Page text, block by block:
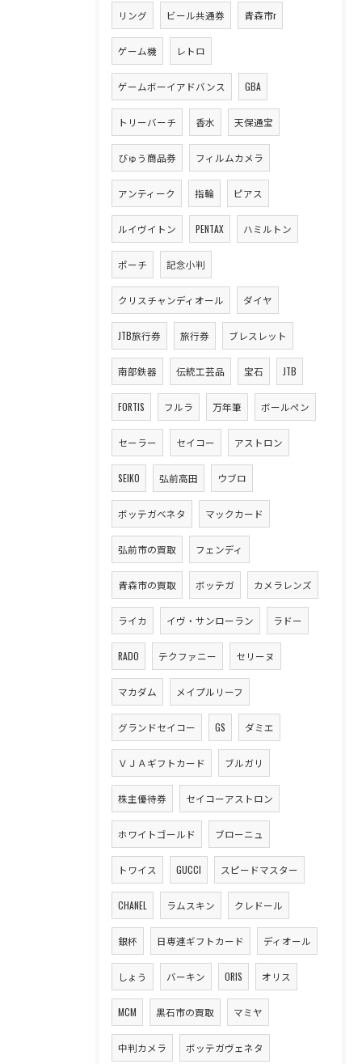
リング ビール共通券 青森市r
ゲーム機 レトロ
ゲームボーイアドバンス GBA
トリーバーチ 香水 天保通宝
びゅう商品券 フィルムカメラ
アンティーク 指輪 ピアス
ルイヴイトン PENTAX ハミルトン
ポーチ 記念小判
クリスチャンディオール ダイヤ
JTB旅行券 旅行券 ブレスレット
南部鉄器 伝統工芸品 宝石 JTB
FORTIS フルラ 万年筆 ボールペン
セーラー セイコー アストロン
SEIKO 弘前高田 ウブロ
ボッテガベネタ マックカード
弘前市の買取 フェンディ
青森市の買取 ボッテガ カメラレンズ
ライカ イヴ・サンローラン ラドー
RADO テクファニー セリーヌ
マカダム メイプルリーフ
グランドセイコー GS ダミエ
ＶＪＡギフトカード ブルガリ
株主優待券 セイコーアストロン
ホワイトゴールド ブローニュ
トワイス GUCCI スピードマスター
CHANEL ラムスキン クレドール
銀杯 日専連ギフトカード ディオール
しょう バーキン ORIS オリス
MCM 黒石市の買取 マミヤ
中判カメラ ボッテガヴェネタ